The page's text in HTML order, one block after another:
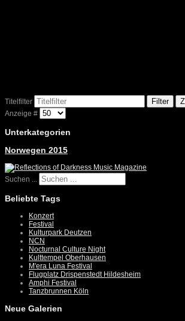
Titelfilter Filter
Anzeige #
Unterkategorien
Norwegen 2015
Suchen ...
Beliebte Tags
Konzert
Festival
Kulturpark Deutzen
NCN
Nocturnal Culture Night
Kulttempel Oberhausen
M'era Luna Festival
Flugplatz Drispenstedt Hildesheim
Amphi Festival
Tanzbrunnen Köln
Neue Galerien